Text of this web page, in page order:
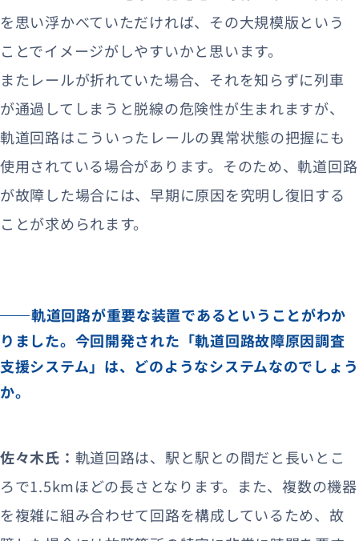
を思い浮かべていただければ、その大規模版という
ことでイメージがしやすいかと思います。
またレールが折れていた場合、それを知らずに列車
が通過してしまうと脱線の危険性が生まれますが、
軌道回路はこういったレールの異常状態の把握にも
使用されている場合があります。そのため、軌道回路
が故障した場合には、早期に原因を究明し復旧する
ことが求められます。
軌道回路が重要な装置であるということがわか
りました。今回開発された「軌道回路故障原因調査
支援システム」は、どのようなシステムなのでしょう
か。
佐々木氏： 軌道回路は、駅と駅との間だと長いとこ
ろで1.5kmほどの長さとなります。また、複数の機器
を複雑に組み合わせて回路を構成しているため、故